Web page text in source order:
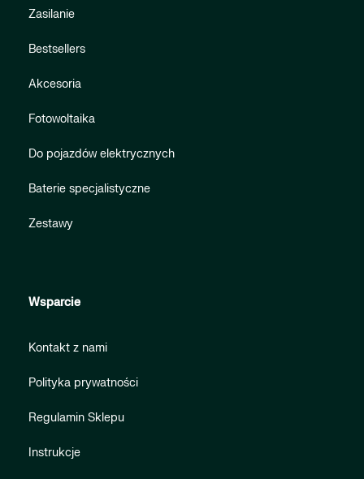
Zasilanie
Bestsellers
Akcesoria
Fotowoltaika
Do pojazdów elektrycznych
Baterie specjalistyczne
Zestawy
Wsparcie
Kontakt z nami
Polityka prywatności
Regulamin Sklepu
Instrukcje